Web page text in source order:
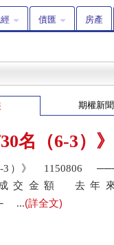
債匯 房產
期權新聞
名（6-3）
6-3）》 1150806
交金額
...(詳全文)